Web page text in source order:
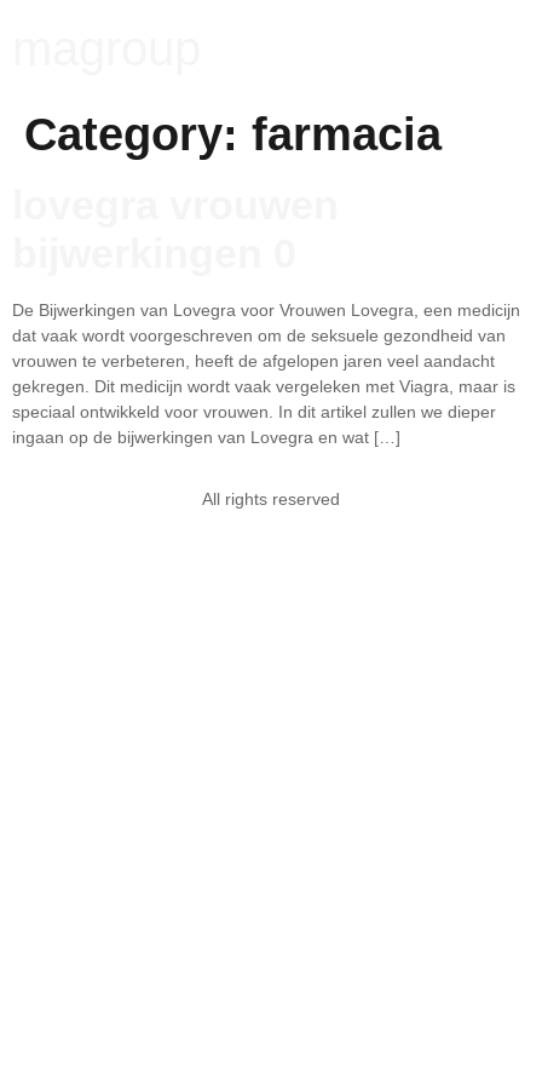
Category: farmacia
De Bijwerkingen van Lovegra voor Vrouwen Lovegra, een medicijn
dat vaak wordt voorgeschreven om de seksuele gezondheid van
vrouwen te verbeteren, heeft de afgelopen jaren veel aandacht
gekregen. Dit medicijn wordt vaak vergeleken met Viagra, maar is
speciaal ontwikkeld voor vrouwen. In dit artikel zullen we dieper
ingaan op de bijwerkingen van Lovegra en wat […]
All rights reserved